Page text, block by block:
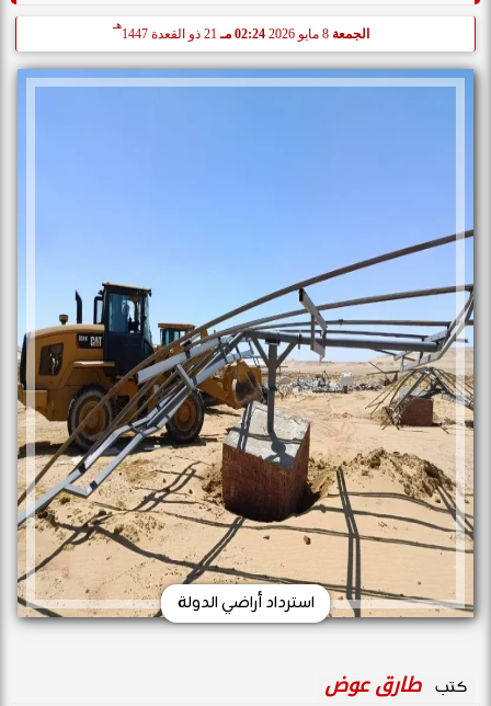
الجمعة 02:24 مـ 21 ذو القعدة 1447
هـ
استرداد أراضي الدولة
كتب طارق عوض